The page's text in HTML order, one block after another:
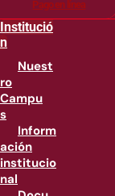
Pago en línea
Institució
n
Nuest
ro
Campu
s
Inform
ación
institucio
nal